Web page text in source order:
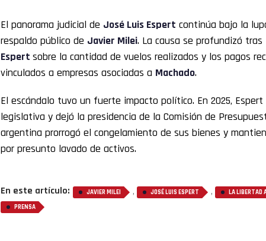
El panorama judicial de José Luis Espert continúa bajo la
respaldo público de Javier Milei. La causa se profundizó
Espert sobre la cantidad de vuelos realizados y los pagos
vinculados a empresas asociadas a Machado.
El escándalo tuvo un fuerte impacto político. En 2025,
legislativa y dejó la presidencia de la Comisión de
argentina prorrogó el congelamiento de sus bienes y
por presunto lavado de activos.
En este artículo: JAVIER MILEI , JOSÉ LUIS ESPERT , LA LIBERTAD
PRENSA